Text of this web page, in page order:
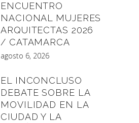
ENCUENTRO
NACIONAL MUJERES
ARQUITECTAS 2026
/ CATAMARCA
agosto 6, 2026
EL INCONCLUSO
DEBATE SOBRE LA
MOVILIDAD EN LA
CIUDAD Y LA